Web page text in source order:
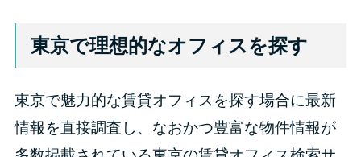
東京で理想的なオフィスを探す
東京で魅力的な賃貸オフィスを探す場合に最新
情報を直接調査し、なおかつ豊富な物件情報が